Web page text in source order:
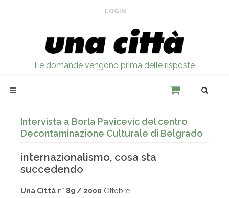
LOGIN
Le domande vengono prima delle risposte
Intervista a Borla Pavicevic del centro
Decontaminazione Culturale di Belgrado
internazionalismo, cosa sta
succedendo
Una Città n° 89 / 2000 Ottobre